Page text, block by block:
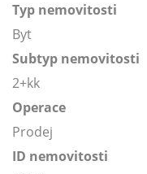
Typ nemovitosti
Byt
Subtyp nemovitosti
2+kk
Operace
Prodej
ID nemovitosti